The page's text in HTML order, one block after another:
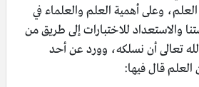
وعلى أهمية العلم والعلماء في
والاستعداد للاختبارات إلى طريق من
تعالى أن نسلكه، وورد عن أحد
العلم قال فيها: